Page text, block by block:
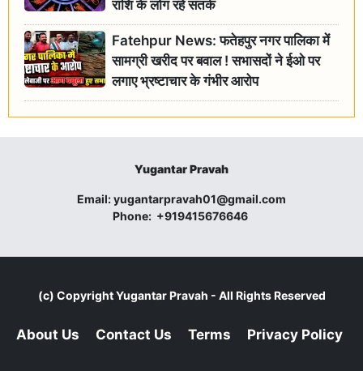
राशि के लोग रहें सतर्क
Fatehpur News: फतेहपुर नगर पालिका में
सामग्री खरीद पर बवाल ! सभासदों ने ईओ पर
लगाए भ्रष्टाचार के गंभीर आरोप
Yugantar Pravah
Email:yugantarpravah01@gmail.com
Phone: +919415676646
(c) CopyrightYugantar Pravah - All Rights Reserved
About Us Contact Us Terms Privacy Policy